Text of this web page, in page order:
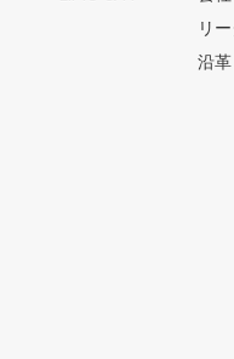
リ
沿革